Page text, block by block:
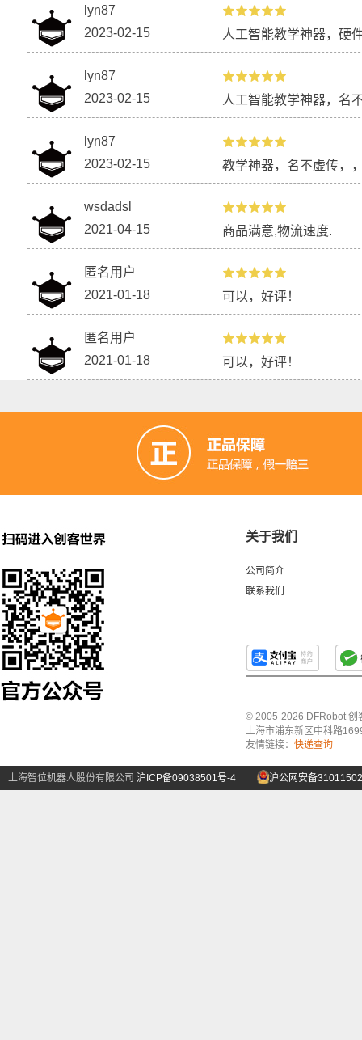
lyn87
2023-02-15
人工智能教学神器，硬
lyn87
2023-02-15
人工智能教学神器，名
lyn87
2023-02-15
教学神器，名不虚传，
wsdadsl
2021-04-15
商品满意,物流速度.
匿名用户
2021-01-18
可以，好评！
匿名用户
2021-01-18
可以，好评！
关于我们
公司简介
联系我们
© 2005-2026 DFRobot 创
上海市浦东新区中科路
友情链接： 快递查询
上海智位机器人股份有限公司 沪ICP备09038501号-4 沪公网安备